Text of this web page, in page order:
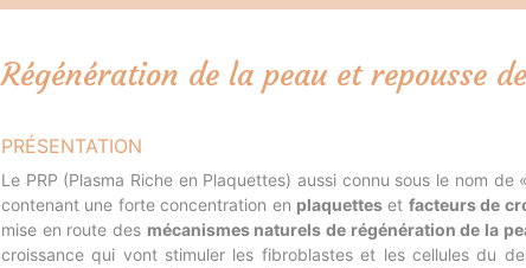
Régénération de la peau et repousse
PRÉSENTATION
Le PRP (Plasma Riche en Plaquettes) aussi connu sous le nom
contenant une forte concentration en plaquetteset facteurs de
mise en route des mécanismes naturels de régénération de la
croissance qui vont stimuler les fibroblastes et les cellules du